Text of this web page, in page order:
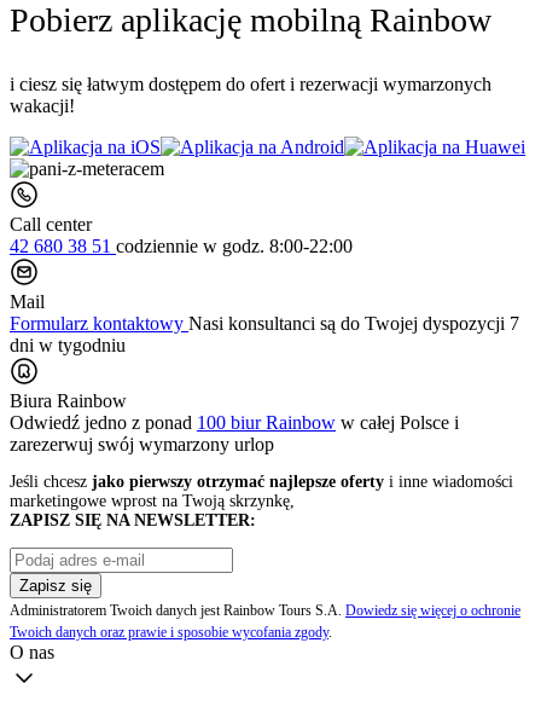
Pobierz aplikację mobilną Rainbow
i ciesz się łatwym dostępem do ofert i rezerwacji wymarzonych
wakacji!
Call center
42 680 38 51 codziennie w godz. 8:00-22:00
Mail
Formularz kontaktowy Nasi konsultanci są do Twojej dyspozycji 7
dni w tygodniu
Biura Rainbow
Odwiedź jedno z ponad 100 biur Rainbow w całej Polsce i
zarezerwuj swój wymarzony urlop
Jeśli chcesz jako pierwszy otrzymać najlepsze oferty i inne wiadomości
marketingowe wprost na Twoją skrzynkę,
ZAPISZ SIĘ NA NEWSLETTER:
Zapisz się
Administratorem Twoich danych jest Rainbow Tours S.A. Dowiedz się więcej o ochronie
Twoich danych oraz prawie i sposobie wycofania zgody.
O nas